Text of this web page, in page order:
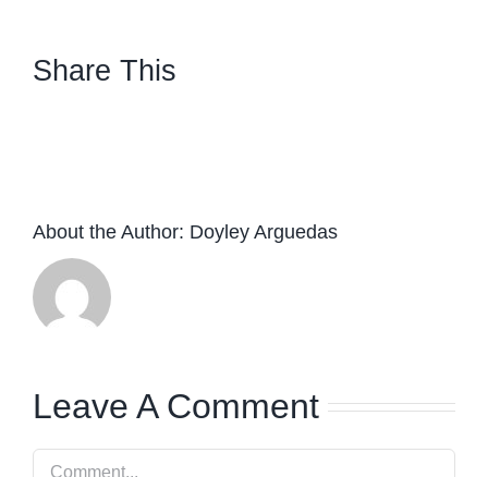
Share This
About the Author: Doyley Arguedas
Leave A Comment
Comment